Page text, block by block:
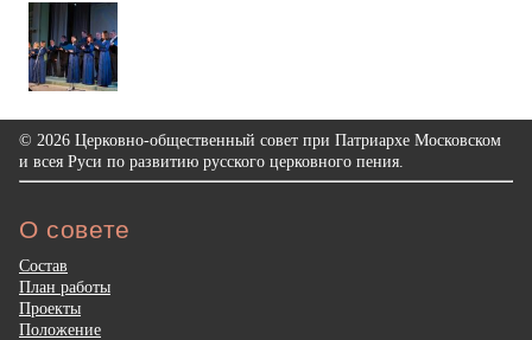
© 2026 Церковно-общественный совет при Патриархе Московском
и всея Руси по развитию русского церковного пения.
О совете
Состав
План работы
Проекты
Положение